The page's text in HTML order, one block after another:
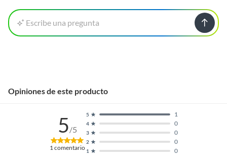
Escribe una pregunta
Opiniones de este producto
5/5
1comentario 1 0
2 0
3 0
4 0
5 1